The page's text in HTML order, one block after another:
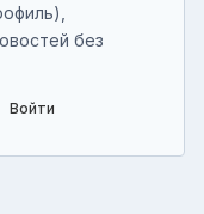
без
Войти